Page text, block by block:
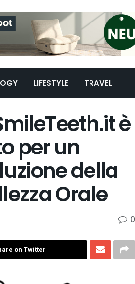
LIFESTYLE TRAVEL
è
per un
della
Orale
0
on Twitter